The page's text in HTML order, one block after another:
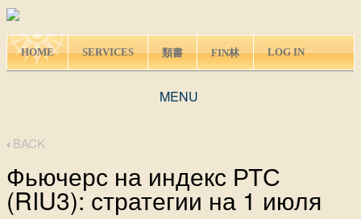
HOME SERVICES 類書 FIN林 LOG IN
MENU
BACK
Фьючерс на индекс РТС
(RIU3): стратегии на 1 июля